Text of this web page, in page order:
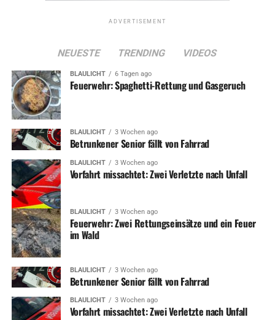
ADVERTISEMENT
NEUESTE TRENDING VIDEOS
BLAULICHT 6 Tagen ago
Feuerwehr: Spaghetti-Rettung und Gasgeruch
BLAULICHT 3 Wochen ago
Betrunkener Senior fällt von Fahrrad
BLAULICHT 3 Wochen ago
Vorfahrt missachtet: Zwei Verletzte nach Unfall
BLAULICHT 3 Wochen ago
Feuerwehr: Zwei Rettungseinsätze und ein Feuer
im Wald
BLAULICHT 3 Wochen ago
Betrunkener Senior fällt von Fahrrad
BLAULICHT 3 Wochen ago
Vorfahrt missachtet: Zwei Verletzte nach Unfall